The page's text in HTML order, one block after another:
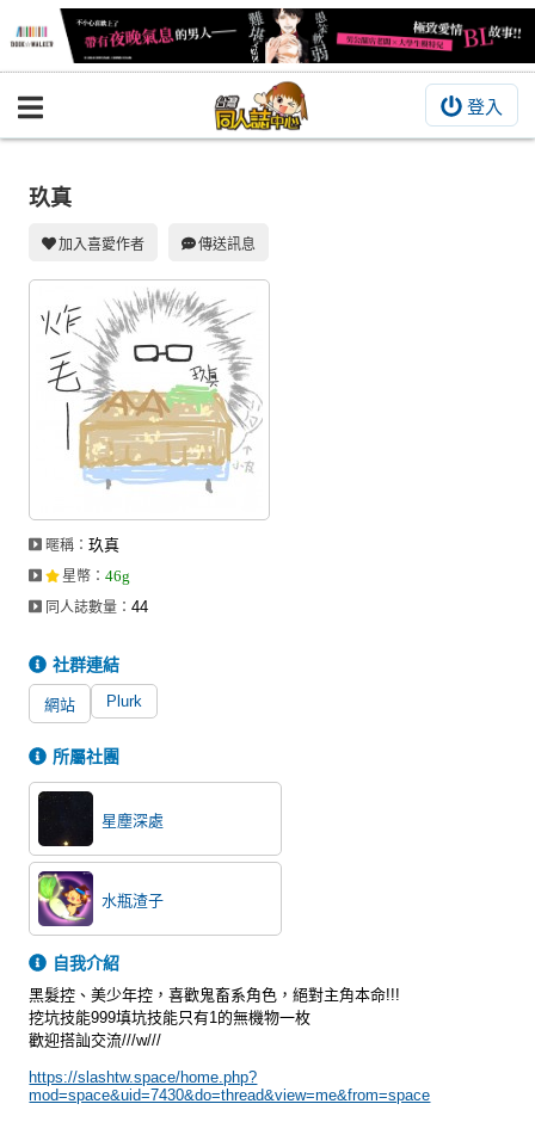
登入
BOOKY書集倉庫
同人周邊
同人數位作品
活動&消息
同人誌活動
最新消息
同人相關店家
宣傳&交流
工作委託
繪圖藝廊
攤位轉讓區
會員功能選單
會員中心
註冊會員
玖真
加入喜愛作者 傳送訊息
暱稱：玖真
星幣 ：46g
同人誌數量：44
社群連結
網站 Plurk
所屬社團
星塵深處
水瓶渣子
自我介紹
黑髮控、美少年控，喜歡鬼畜系角色，絕對主角本命!!!
挖坑技能999填坑技能只有1的無機物一枚
歡迎搭訕交流///w///
https://slashtw.space/home.php?
mod=space&uid=7430&do=thread&view=me&from=space